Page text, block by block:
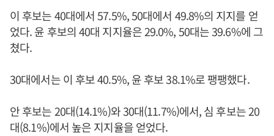
이 후보는 40대에서 57.5%, 50대에서 49.8%의 지지를 얻
었다. 윤 후보의 40대 지지율은 29.0%, 50대는 39.6%에 그
쳤다.
30대에서는 이 후보 40.5%, 윤 후보 38.1%로 팽팽했다.
안 후보는 20대(14.1%)와 30대(11.7%)에서, 심 후보는 20
대(8.1%)에서 높은 지지율을 얻었다.